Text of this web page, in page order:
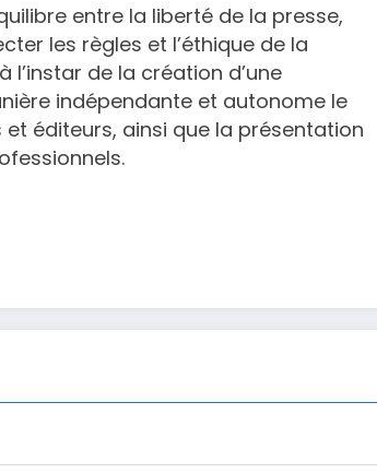
entre la liberté de la presse,
les règles et l’éthique de la
de la création d’une
indépendante et autonome le
éditeurs, ainsi que la présentation